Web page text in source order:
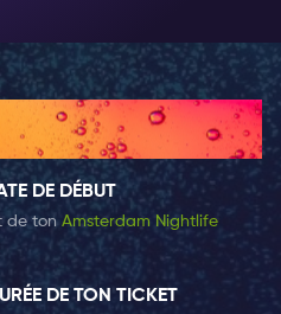
des cocktails élaborés
toute la nuit
l'événement).
sur les rythmes de nos
morceaux les plus
la fête avec une foule
marche
DE DÉBUT
de ton Amsterdam Nightlife
DE TON TICKET